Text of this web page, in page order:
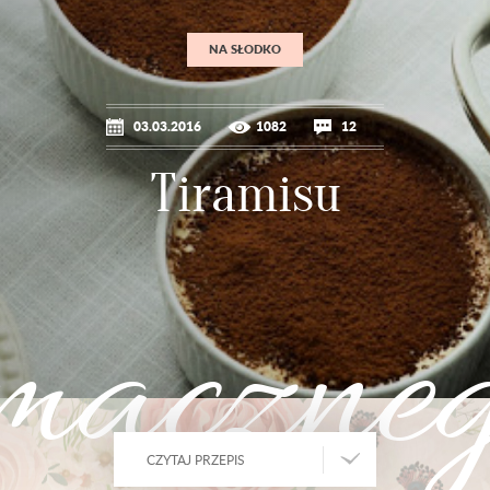
NA SŁODKO
03.03.2016 1082 12
Tiramisu
CZYTAJ PRZEPIS